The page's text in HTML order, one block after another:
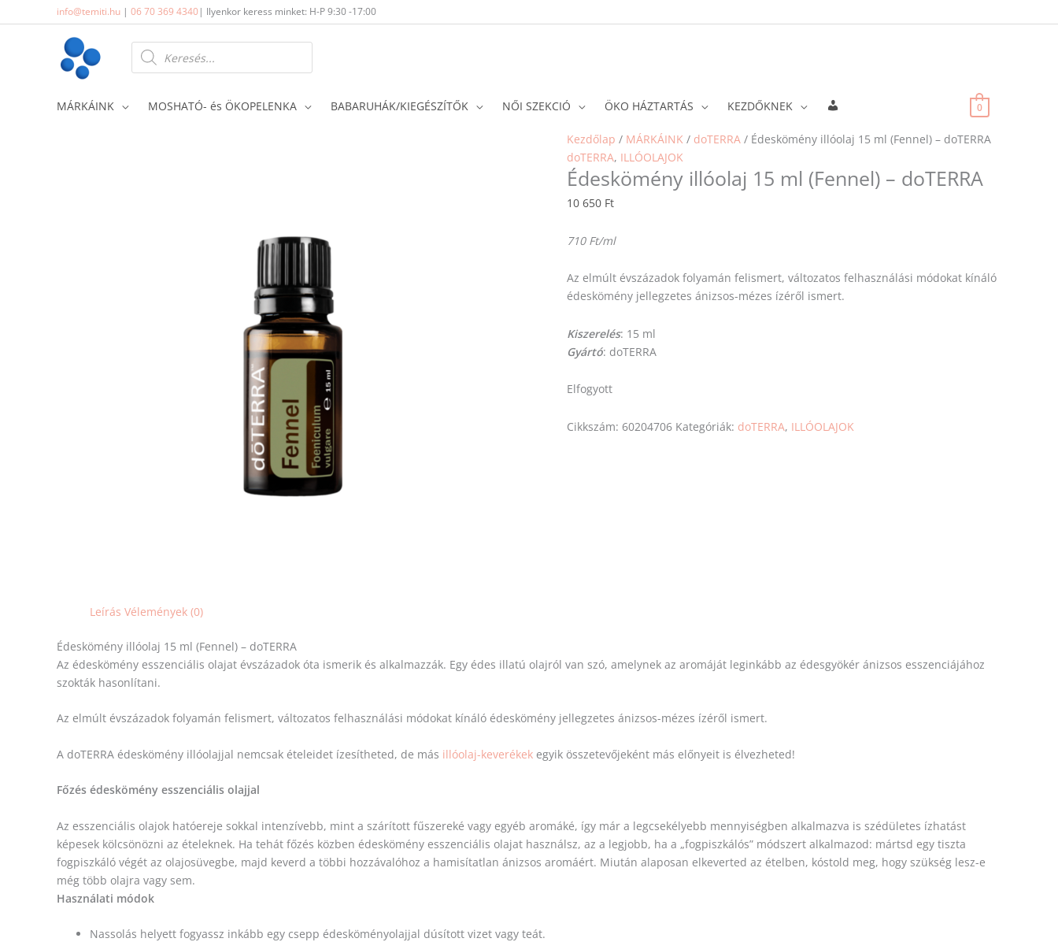
to
info@temiti.hu | 06 70 369 4340| Ilyenkor keress minket: H-P 9:30 -17:00
Products
search
MÁRKÁINK MOSHATÓ- és ÖKOPELENKA BABARUHÁK/KIEGÉSZÍTŐK NŐI SZEKCIÓ ÖKO HÁZTARTÁS KEZDŐKNEK 0
Kezdőlap / MÁRKÁINK / doTERRA / Édeskömény illóolaj 15 ml (Fennel) – doTERRA
doTERRA, ILLÓOLAJOK
Édeskömény illóolaj 15 ml (Fennel) – doTERRA
10 650 Ft
710 Ft/ml
Az elmúlt évszázadok folyamán felismert, változatos felhasználási módokat kínáló
édeskömény jellegzetes ánizsos-mézes ízéről ismert.
Kiszerelés: 15 ml
Gyártó: doTERRA
Elfogyott
Cikkszám: 60204706 Kategóriák: doTERRA, ILLÓOLAJOK
Leírás Vélemények (0)
Édeskömény illóolaj 15 ml (Fennel) – doTERRA
Az édeskömény esszenciális olajat évszázadok óta ismerik és alkalmazzák. Egy édes illatú olajról van szó, amelynek az aromáját leginkább az édesgyökér ánizsos esszenciájához
szokták hasonlítani.
Az elmúlt évszázadok folyamán felismert, változatos felhasználási módokat kínáló édeskömény jellegzetes ánizsos-mézes ízéről ismert.
A doTERRA édeskömény illóolajjal nemcsak ételeidet ízesítheted, de más illóolaj-keverékek egyik összetevőjeként más előnyeit is élvezheted!
Főzés édeskömény esszenciális olajjal
Az esszenciális olajok hatóereje sokkal intenzívebb, mint a szárított fűszereké vagy egyéb aromáké, így már a legcsekélyebb mennyiségben alkalmazva is szédületes ízhatást
képesek kölcsönözni az ételeknek. Ha tehát főzés közben édeskömény esszenciális olajat használsz, az a legjobb, ha a „fogpiszkálós” módszert alkalmazod: mártsd egy tiszta
fogpiszkáló végét az olajosüvegbe, majd keverd a többi hozzávalóhoz a hamisítatlan ánizsos aromáért. Miután alaposan elkeverted az ételben, kóstold meg, hogy szükség lesz-e
még több olajra vagy sem.
Használati módok
Nassolás helyett fogyassz inkább egy csepp édesköményolajjal dúsított vizet vagy teát.